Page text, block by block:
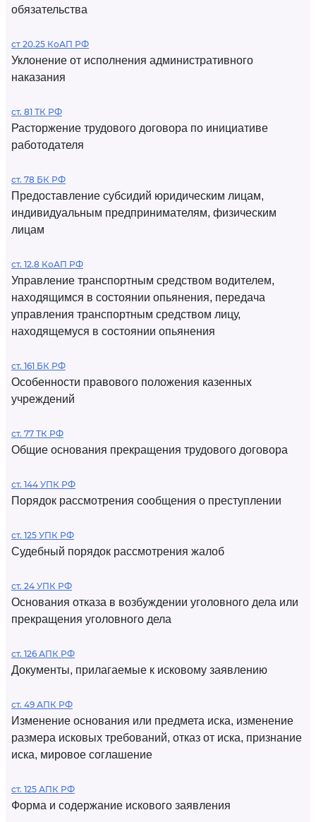
обязательства
ст 20.25 КоАП РФ
Уклонение от исполнения административного
наказания
ст. 81 ТК РФ
Расторжение трудового договора по инициативе
работодателя
ст. 78 БК РФ
Предоставление субсидий юридическим лицам,
индивидуальным предпринимателям, физическим
лицам
ст. 12.8 КоАП РФ
Управление транспортным средством водителем,
находящимся в состоянии опьянения, передача
управления транспортным средством лицу,
находящемуся в состоянии опьянения
ст. 161 БК РФ
Особенности правового положения казенных
учреждений
ст. 77 ТК РФ
Общие основания прекращения трудового договора
ст. 144 УПК РФ
Порядок рассмотрения сообщения о преступлении
ст. 125 УПК РФ
Судебный порядок рассмотрения жалоб
ст. 24 УПК РФ
Основания отказа в возбуждении уголовного дела или
прекращения уголовного дела
ст. 126 АПК РФ
Документы, прилагаемые к исковому заявлению
ст. 49 АПК РФ
Изменение основания или предмета иска, изменение
размера исковых требований, отказ от иска, признание
иска, мировое соглашение
ст. 125 АПК РФ
Форма и содержание искового заявления